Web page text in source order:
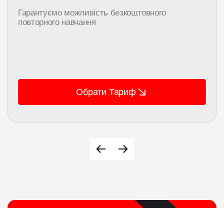
Гарантуємо можливість безкоштовного
повторного навчання
Обрати Тариф